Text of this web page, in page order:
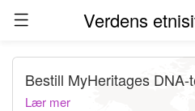
Verdens
Bestill MyHeritages DNA-
Lær mer